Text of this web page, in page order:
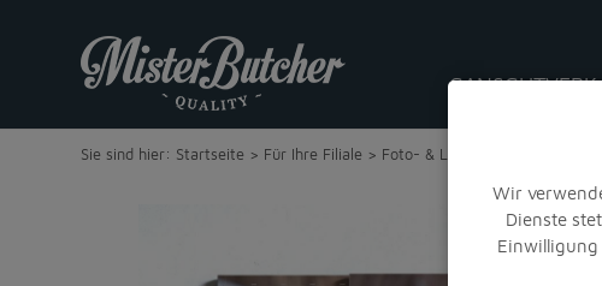
Sie sind hier: Startseite > Für Ihre Filiale > Foto- & Leinwandbilder